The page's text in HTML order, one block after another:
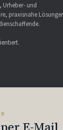
Urheber- und
praxisnahe
E-Mail